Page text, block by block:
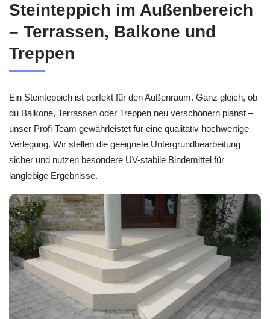
Steinteppich im Außenbereich
– Terrassen, Balkone und
Treppen
Ein Steinteppich ist perfekt für den Außenraum. Ganz gleich, ob
du Balkone, Terrassen oder Treppen neu verschönern planst –
unser Profi-Team gewährleistet für eine qualitativ hochwertige
Verlegung. Wir stellen die geeignete Untergrundbearbeitung
sicher und nutzen besondere UV-stabile Bindemittel für
langlebige Ergebnisse.